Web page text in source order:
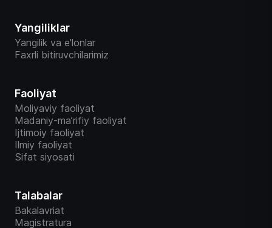
Yangiliklar
Yangilik va e'lonlar
Faxrli bitiruvchilarimiz
Faoliyat
Moliyaviy faoliyat
Madaniy-ma’rifiy faoliyat
Ijtimoiy faoliyat
Ilmiy faoliyat
Sifat siyosati
Talabalar
Bakalavriat
Magistratura